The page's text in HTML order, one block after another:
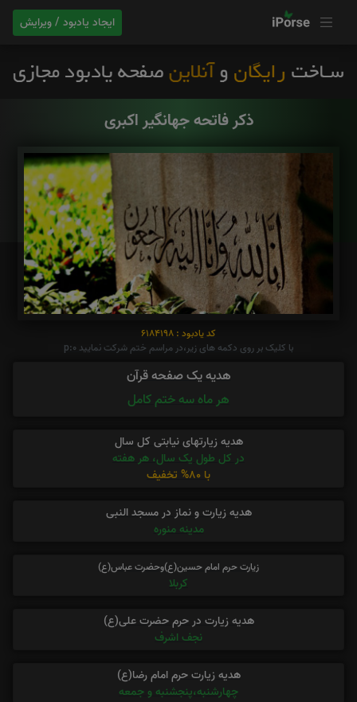
ایجاد یادبود / ویرایش
ذکر فاتحه جهانگیر اکبری
کد یادبود : 6184198
با کلیک بر روی دکمه های زیر،در مراسم ختم شرکت نمایید p:0
هدیه یک صفحه قرآن
هر ماه سه ختم کامل
هدیه زیارتهای نیابتی کل سال
در کل طول یک سال، هر هفته
با 80% تخفیف
هدیه زیارت و نماز در مسجد النبی
مدینه منوره
زیارت حرم امام حسین(ع)وحضرت عباس(ع)
کربلا
هدیه زیارت در حرم حضرت علی(ع)
نجف اشرف
هدیه زیارت حرم امام رضا(ع)
چهارشنبه،پنجشنبه و جمعه